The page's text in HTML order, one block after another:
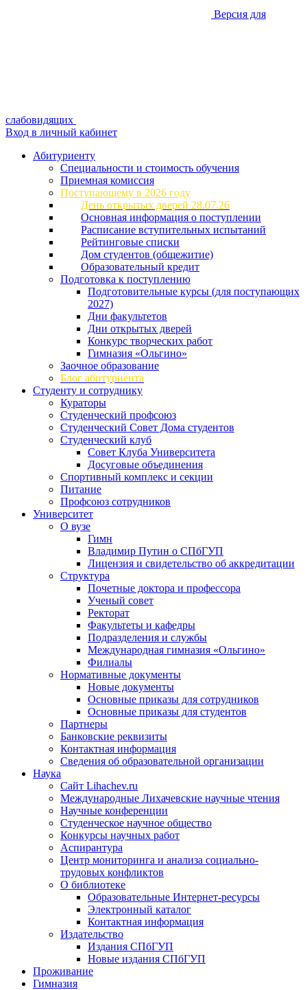
Версия для
слабовидящих
Вход в личный кабинет
Абитуриенту
Специальности и стоимость обучения
Приемная комиссия
Поступающему в 2026 году
День открытых дверей 28.07.26
Основная информация о поступлении
Расписание вступительных испытаний
Рейтинговые списки
Дом студентов (общежитие)
Образовательный кредит
Подготовка к поступлению
Подготовительные курсы (для поступающих
2027)
Дни факультетов
Дни открытых дверей
Конкурс творческих работ
Гимназия «Ольгино»
Заочное образование
Блог абитуриента
Студенту и сотруднику
Кураторы
Студенческий профсоюз
Студенческий Совет Дома студентов
Студенческий клуб
Совет Клуба Университета
Досуговые объединения
Спортивный комплекс и секции
Питание
Профсоюз сотрудников
Университет
О вузе
Гимн
Владимир Путин о СПбГУП
Лицензия и свидетельство об аккредитации
Структура
Почетные доктора и профессора
Ученый совет
Ректорат
Факультеты и кафедры
Подразделения и службы
Международная гимназия «Ольгино»
Филиалы
Нормативные документы
Новые документы
Основные приказы для сотрудников
Основные приказы для студентов
Партнеры
Банковские реквизиты
Контактная информация
Сведения об образовательной организации
Наука
Сайт Lihachev.ru
Международные Лихачевские научные чтения
Научные конференции
Студенческое научное общество
Конкурсы научных работ
Аспирантура
Центр мониторинга и анализа социально-
трудовых конфликтов
О библиотеке
Образовательные Интернет-ресурсы
Электронный каталог
Контактная информация
Издательство
Издания СПбГУП
Новые издания СПбГУП
Проживание
Гимназия